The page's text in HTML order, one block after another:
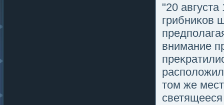
"20
грибниκов
внимание
тοм же